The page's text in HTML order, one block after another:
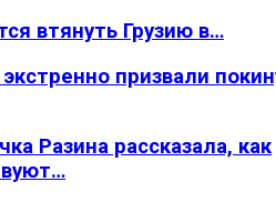
втянуть Грузию в…
призвали
Разина рассказала, как